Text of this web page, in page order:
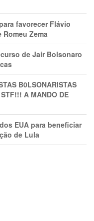
favorecer Flávio
Zema
de Jair Bolsonaro
B0LSONARlSTAS
A MANDO DE
EUA para beneficiar
de Lula